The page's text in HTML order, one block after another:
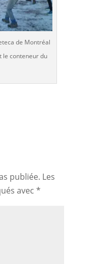
de Montréal
le conteneur du
publiée. Les
avec *